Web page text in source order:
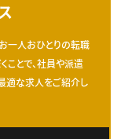
一人おひとりの転職
ことで、社員や派遣
適な求人をご紹介し